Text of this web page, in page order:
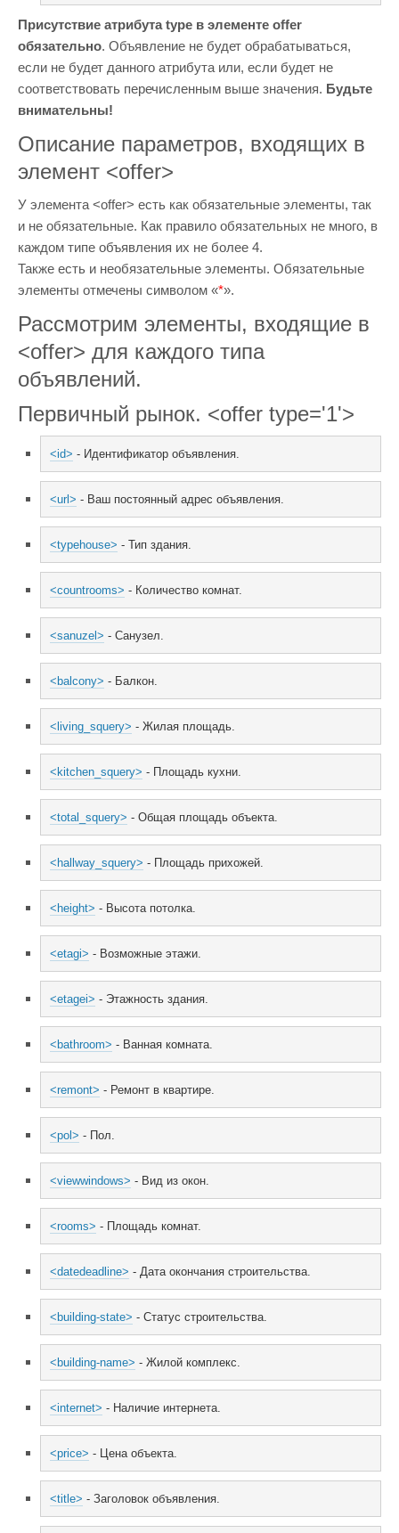
Присутствие атрибута type в элементе offer
обязательно. Объявление не будет обрабатываться,
если не будет данного атрибута или, если будет не
соответствовать перечисленным выше значения. Будьте
внимательны!
Описание параметров, входящих в
элемент <offer>
У элемента <offer> есть как обязательные элементы, так
и не обязательные. Как правило обязательных не много, в
каждом типе объявления их не более 4.
Также есть и необязательные элементы. Обязательные
элементы отмечены символом «*».
Рассмотрим элементы, входящие в
<offer> для каждого типа
объявлений.
Первичный рынок. <offer type='1'>
<id> - Идентификатор объявления.
<url> - Ваш постоянный адрес объявления.
<typehouse> - Тип здания.
<countrooms> - Количество комнат.
<sanuzel> - Санузел.
<balcony> - Балкон.
<living_squery> - Жилая площадь.
<kitchen_squery> - Площадь кухни.
<total_squery> - Общая площадь объекта.
<hallway_squery> - Площадь прихожей.
<height> - Высота потолка.
<etagi> - Возможные этажи.
<etagei> - Этажность здания.
<bathroom> - Ванная комната.
<remont> - Ремонт в квартире.
<pol> - Пол.
<viewwindows> - Вид из окон.
<rooms> - Площадь комнат.
<datedeadline> - Дата окончания строительства.
<building-state> - Статус строительства.
<building-name> - Жилой комплекс.
<internet> - Наличие интернета.
<price> - Цена объекта.
<title> - Заголовок объявления.